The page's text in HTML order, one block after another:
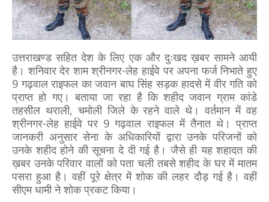
उत्तराखण्ड सहित देश के लिए एक और दुःखद ख़बर सामने आयी
है। शनिवार देर शाम श्रीनगर-लेह हाईवे पर अपना फर्ज निभाते हुए
9 गढ़वाल राइफल का जवान बाघ सिंह सड़क हादसे में वीर गति को
प्राप्त हो गए। बताया जा रहा है कि शहीद जवान ग्राम कांडे
तहसील थराली, चमोली जिले के रहने वाले थे। वर्तमान में वह
श्रीनगर-लेह हाईवे पर 9 गढ़वाल राइफल में तैनात थे। प्राप्त
जानकरी अनुसार सेना के अधिकारियों द्वारा उनके परिजनों को
उनके शहीद होने की सूचना दे दी गई है। जैसे ही यह शहादत की
ख़बर उनके परिवार वालों को पता चली तबसे शहीद के घर में मातम
पसरा हुआ है। वहीं पूरे क्षेत्र में शोक की लहर दौड़ गई है। वहीं
सीएम धामी ने शोक प्रकट किया।